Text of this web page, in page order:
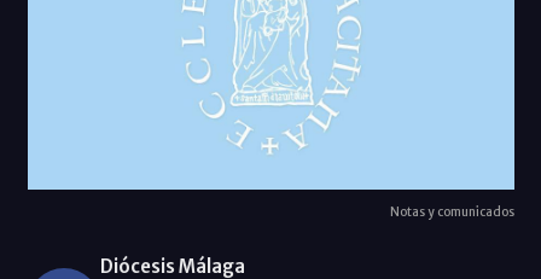
Notas y comunicados
Diócesis Málaga